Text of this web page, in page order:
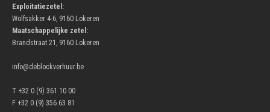
Exploitatiezetel:
Wolfsakker 4-6, 9160 Lokeren
Maatschappelijke zetel:
Brandstraat 21, 9160 Lokeren
info@deblockverhuur.be
T +32 0 (9) 361 10 00
F +32 0 (9) 356 63 81